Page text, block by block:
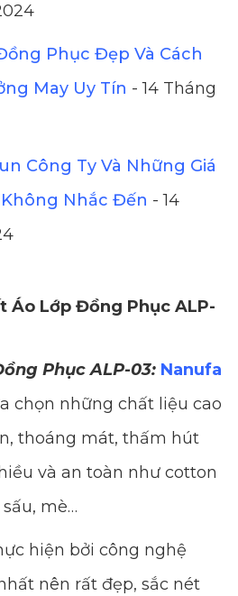
Phục Đẹp Và Cách
May Uy Tín - 14 Tháng
Công Ty Và Những Giá
Nhắc Đến - 14
Áo Lớp Đồng Phục ALP-
Phục ALP-03: Nanufa
chọn những chất liệu cao
thoáng mát, thấm hút
và an toàn như cotton
mè…
hiện bởi công nghệ
nên rất đẹp, sắc nét